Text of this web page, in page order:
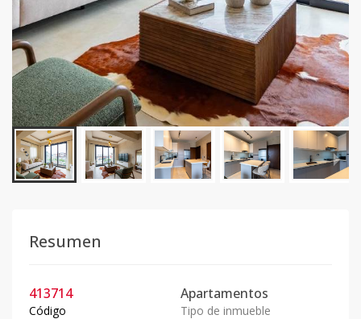
Resumen
413714
Código
Apartamentos
Tipo de inmueble